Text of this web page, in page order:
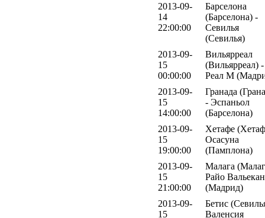
2013-09-
14
22:00:00
Барселона
(Барселона) -
Севилья
(Севилья)
2013-09-
15
00:00:00
Вильярреал
(Вильярреал) -
Реал М
2013-09-
15
14:00:00
Гранада
- Эспаньол
(Барселона)
2013-09-
15
19:00:00
Хетафе
Осасуна
(Памплона)
2013-09-
15
21:00:00
Малага
Райо
(Мадрид)
2013-09-
15
Бетис
Валенсия